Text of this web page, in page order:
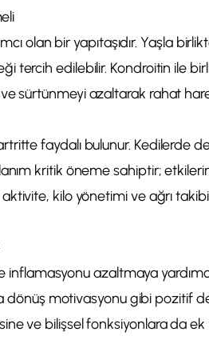
olan bir yapıtaşıdır. Yaşla
tercih edilebilir. Kondroitin ile
ve sürtünmeyi azaltarak rahat
faydalı bulunur. Kedilerde
kritik öneme sahiptir;
kilo yönetimi ve ağrı
inflamasyonu azaltmaya
dönüş motivasyonu gibi pozitif
ve bilişsel fonksiyonlara da ek